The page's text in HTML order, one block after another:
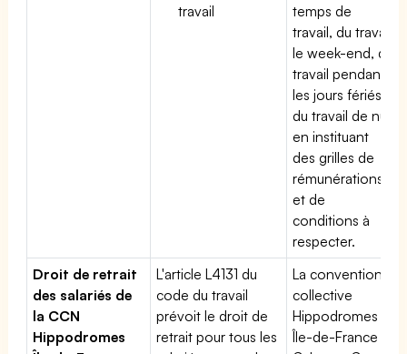
travail
temps de
travail, du travail
le week-end, du
travail pendant
les jours fériés,
du travail de nuit
en instituant
des grilles de
rémunérations
et de
conditions à
respecter.
Droit de retrait
des salariés de
la CCN
Hippodromes
L'article L4131 du
code du travail
prévoit le droit de
retrait pour tous les
La convention
collective
Hippodromes
Île-de-France